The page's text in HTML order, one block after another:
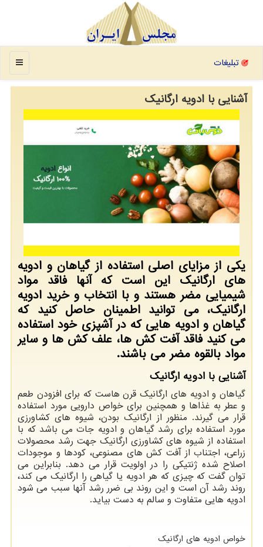
منو تبلیغات
آشنایی با ادویه ارگانیک
یکی از مزایای اصلی استفاده از گیاهان و ادویه
های ارگانیک این است که آنها فاقد مواد
شیمیایی مضر هستند و با انتخاب و خرید ادویه
ارگانیک، می توانید اطمینان حاصل کنید که
گیاهان و ادویه هایی که در آشپزی خود استفاده
می کنید فاقد آفت کش ها، علف کش ها و سایر
مواد بالقوه مضر می باشند.
آشنایی با ادویه ارگانیک
گیاهان و ادویه های ارگانیک قرن هاست که برای افزودن طعم
و عطر به غذاها و همچنین برای خواص دارویی مورد استفاده
قرار می گیرند. منظور از ارگانیک بودن، شیوه های کشاورزی
مورد استفاده برای رشد گیاهان و ادویه جات می باشد که با
استفاده از شیوه های کشاورزی ارگانیک جهت رشد محصولات
زراعی، اجتناب از آفت کش های مصنوعی، کودها و موجودات
اصلاح شده ژنتیکی را در اولویت قرار می دهد. بنابراین می
توان گفت که چیزی که هر ادویه یا گیاهی را ارگانیک می کند،
روند رشد آن است و این روند بی ضرر رشد آنها سبب می شود
ادویه هایی متفاوت و سالم به دست بیاید.
خواص ادویه های ارگانیک